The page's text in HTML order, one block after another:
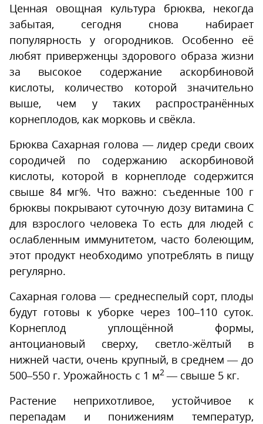
Ценная овощная культура брюква, некогда
забытая, сегодня снова набирает
популярность у огородников. Особенно её
любят приверженцы здорового образа жизни
за высокое содержание аскорбиновой
кислоты, количество которой значительно
выше, чем у таких распространённых
корнеплодов, как морковь и свёкла.
Брюква Сахарная голова — лидер среди своих
сородичей по содержанию аскорбиновой
кислоты, которой в корнеплоде содержится
свыше 84 мг%. Что важно: съеденные 100 г
брюквы покрывают суточную дозу витамина С
для взрослого человека То есть для людей с
ослабленным иммунитетом, часто болеющим,
этот продукт необходимо употреблять в пищу
регулярно.
Сахарная голова — среднеспелый сорт, плоды
будут готовы к уборке через 100–110 суток.
Корнеплод уплощённой формы,
антоциановый сверху, светло-жёлтый в
нижней части, очень крупный, в среднем — до
500–550 г. Урожайность с 1 м2 — свыше 5 кг.
Растение неприхотливое, устойчивое к
перепадам и понижениям температур,